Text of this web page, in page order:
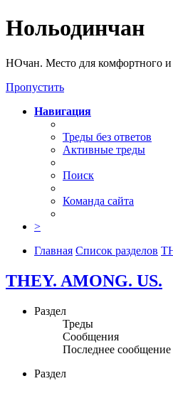
Нольодинчан
НОчан. Место для комфортного
Пропустить
Навигация
Треды без ответов
Активные треды
Поиск
Команда сайта
>
Главная Список разделов
THEY. AMONG. US.
Раздел
Треды
Сообщения
Последнее сообщение
Раздел